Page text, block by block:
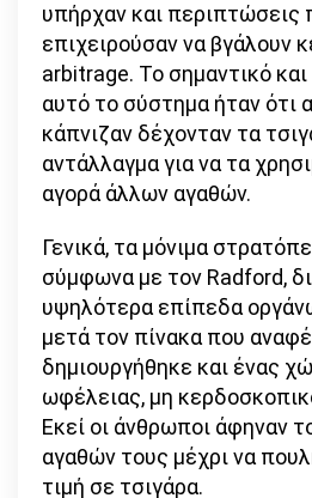
υπήρχαν και περιπτώσεις
επιχειρούσαν να βγάλουν
arbitrage. Το σημαντικό
αυτό το σύστημα ήταν ότι
κάπνιζαν δέχονταν τα
αντάλλαγμα για να τα
αγορά άλλων αγαθών.
Γενικά, τα μόνιμα
σύμφωνα με τον Radford,
υψηλότερα επίπεδα
μετά τον πίνακα που
δημιουργήθηκε και ένας
ωφέλειας, μη
Εκεί οι άνθρωποι άφηναν
αγαθών τους μέχρι να
τιμή σε τσιγάρα.